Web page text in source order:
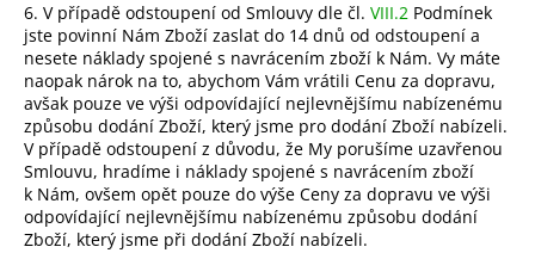
6. V případě odstoupení od Smlouvy dle čl. VIII.2 Podmínek
jste povinní Nám Zboží zaslat do 14 dnů od odstoupení a
nesete náklady spojené s navrácením zboží k Nám. Vy máte
naopak nárok na to, abychom Vám vrátili Cenu za dopravu,
avšak pouze ve výši odpovídající nejlevnějšímu nabízenému
způsobu dodání Zboží, který jsme pro dodání Zboží nabízeli.
V případě odstoupení z důvodu, že My porušíme uzavřenou
Smlouvu, hradíme i náklady spojené s navrácením zboží
k Nám, ovšem opět pouze do výše Ceny za dopravu ve výši
odpovídající nejlevnějšímu nabízenému způsobu dodání
Zboží, který jsme při dodání Zboží nabízeli.